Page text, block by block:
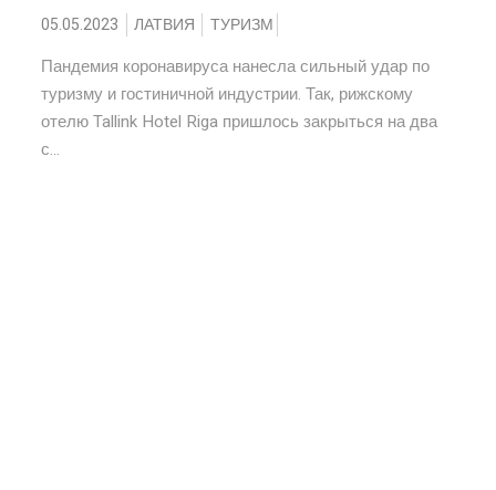
05.05.2023 ЛАТВИЯ ТУРИЗМ
Пандемия коронавируса нанесла сильный удар по
туризму и гостиничной индустрии. Так, рижскому
отелю Tallink Hotel Riga пришлось закрыться на два
с...